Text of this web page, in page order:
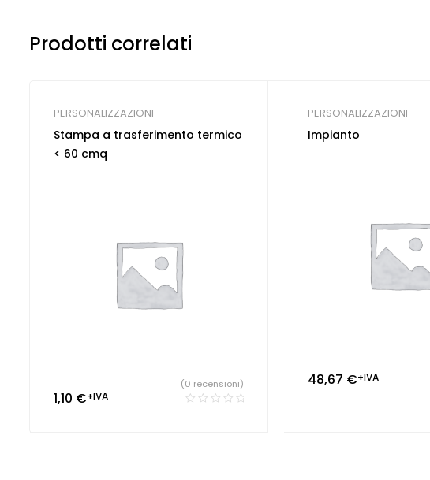
Prodotti correlati
PERSONALIZZAZIONI
Stampa a trasferimento termico
< 60 cmq
1,10 €+IVA
(0 recensioni)
PERSONALIZZAZIONI
Impianto
48,67 €+IVA